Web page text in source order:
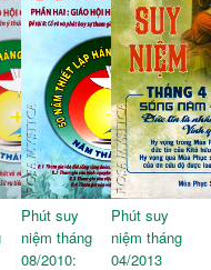
Phút suy
niệm tháng
08/2010:
Phút suy
niệm tháng
04/2013